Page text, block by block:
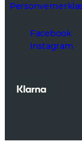
Facebook
Instagram